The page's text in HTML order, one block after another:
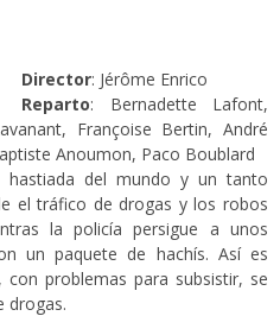
Director: Jérôme Enrico
Reparto: Bernadette Lafont,
Françoise Bertin, André
Anoumon, Paco Boublard
hastiada del mundo y un tanto
el tráfico de drogas y los robos
la policía persigue a unos
un paquete de hachís. Así es
problemas para subsistir, se
drogas.